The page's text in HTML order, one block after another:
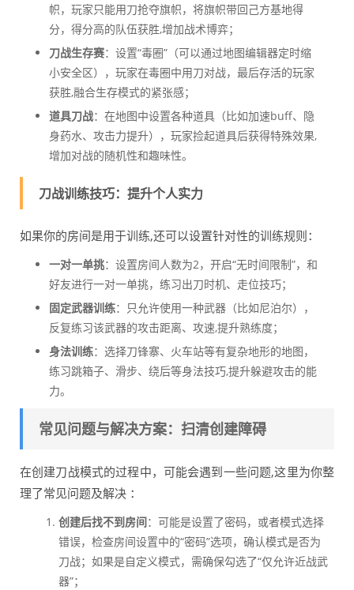
帜，玩家只能用刀抢夺旗帜，将旗帜带回己方基地得
分，得分高的队伍获胜,增加战术博弈；
刀战生存赛：设置“毒圈”（可以通过地图编辑器定时缩
小安全区），玩家在毒圈中用刀对战，最后存活的玩家
获胜,融合生存模式的紧张感；
道具刀战：在地图中设置各种道具（比如加速buff、隐
身药水、攻击力提升），玩家捡起道具后获得特殊效果,
增加对战的随机性和趣味性。
刀战训练技巧：提升个人实力
如果你的房间是用于训练,还可以设置针对性的训练规则：
一对一单挑：设置房间人数为2，开启“无时间限制”，和
好友进行一对一单挑，练习出刀时机、走位技巧；
固定武器训练：只允许使用一种武器（比如尼泊尔），
反复练习该武器的攻击距离、攻速,提升熟练度；
身法训练：选择刀锋寨、火车站等有复杂地形的地图，
练习跳箱子、滑步、绕后等身法技巧,提升躲避攻击的能
力。
常见问题与解决方案：扫清创建障碍
在创建刀战模式的过程中，可能会遇到一些问题,这里为你整
理了常见问题及解决 ：
创建后找不到房间：可能是设置了密码，或者模式选择
错误，检查房间设置中的“密码”选项，确认模式是否为
刀战；如果是自定义模式，需确保勾选了“仅允许近战武
器”；